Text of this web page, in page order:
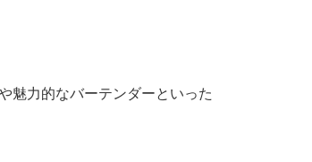
魅力的なバーテンダーといった